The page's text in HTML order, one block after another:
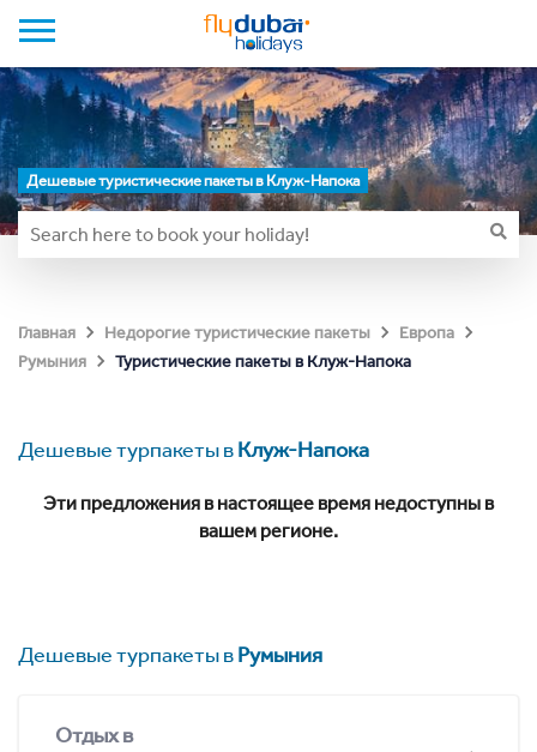
Дешевые туристические пакеты в Клуж-Напока
Главная Недорогие туристические пакеты
Европа
Румыния
Туристические пакеты в Клуж-Напока
Дешевые турпакеты вКлуж-Напока
Эти предложения в настоящее время недоступны в
вашем регионе.
Дешевые турпакеты вРумыния
Отдых в